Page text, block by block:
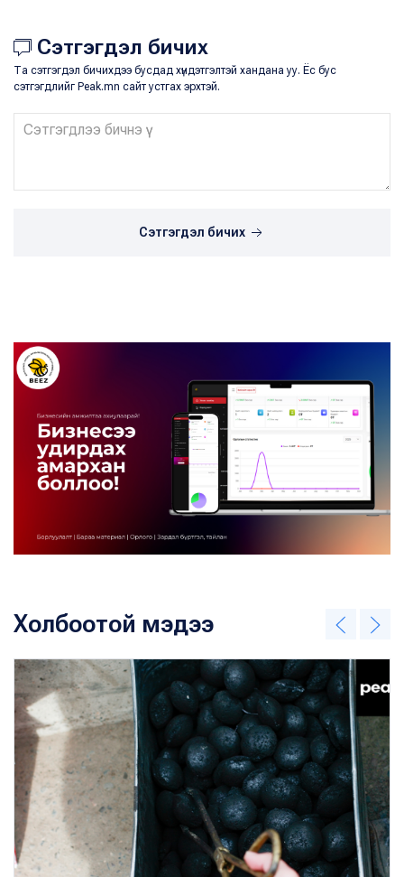
Сэтгэгдэл бичих
Та сэтгэгдэл бичихдээ бусдад хүндэтгэлтэй хандана уу. Ёс бус
сэтгэгдлийг Peak.mn сайт устгах эрхтэй.
Сэтгэгдэл бичих
Холбоотой мэдээ